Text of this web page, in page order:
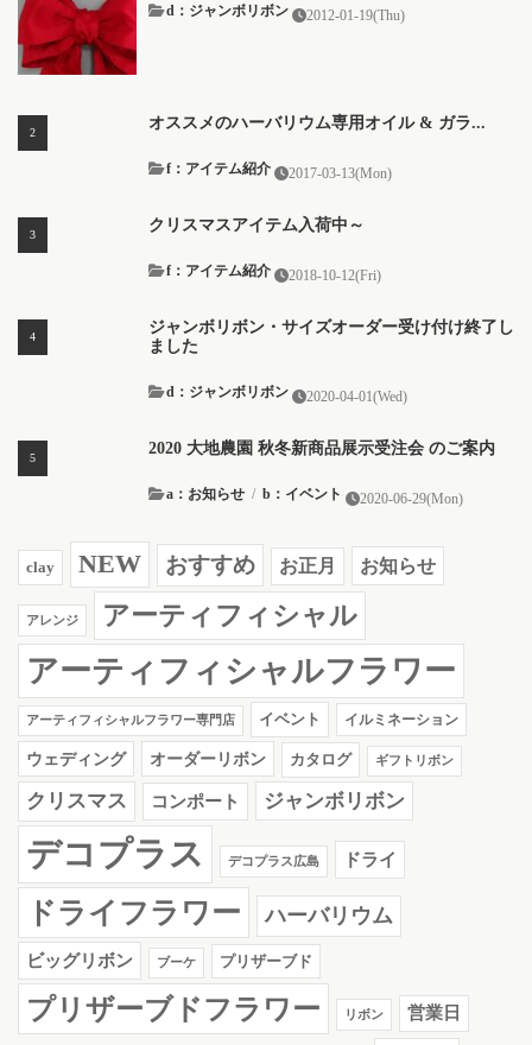
2012-01-19(Thu)
d：ジャンボリボン
オススメのハーバリウム専用オイル & ガラ...
2017-03-13(Mon)
f：アイテム紹介
クリスマスアイテム入荷中～
2018-10-12(Fri)
f：アイテム紹介
ジャンボリボン・サイズオーダー受け付け終了し
ました
2020-04-01(Wed)
d：ジャンボリボン
2020 大地農園 秋冬新商品展示受注会 のご案内
2020-06-29(Mon)
a：お知らせ / b：イベント
clay NEW おすすめ お正月 お知らせ
アレンジ アーティフィシャル
アーティフィシャルフラワー
アーティフィシャルフラワー専門店 イベント イルミネーション
ウェディング オーダーリボン カタログ ギフトリボン
クリスマス コンポート ジャンボリボン
デコプラス デコプラス広島 ドライ
ドライフラワー ハーバリウム
ビッグリボン ブーケ プリザーブド
プリザーブドフラワー リボン 営業日